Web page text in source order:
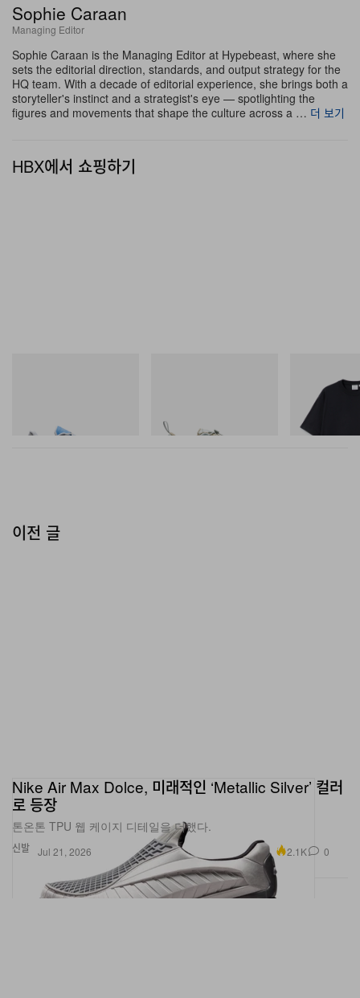
셰이드가 나이키의 현재 팔레트 방향성 안에서 의도적으로
선택된 옵션임을 드러내며, 최근 여러 출시작에서 두드러
지는 어스톤과 웜 뉴트럴 중심의 흐름과 정확히 맞물린다.
Sophie Caraan
Managing Editor
Sophie Caraan is the Managing Editor at Hypebeast, where she
sets the editorial direction, standards, and output strategy for the
HQ team. With a decade of editorial experience, she brings both a
storyteller's instinct and a strategist's eye — spotlighting the
figures and movements that shape the culture across a … 더 보기
HBX에서 쇼핑하기
쇼핑하기
One Point
쇼핑하기
신발
로 등장
톤온톤 TPU 웹 케이지 디테일을 더했다.
Jul 21, 2026